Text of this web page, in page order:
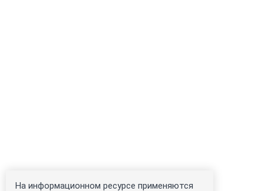
На информационном ресурсе применяются